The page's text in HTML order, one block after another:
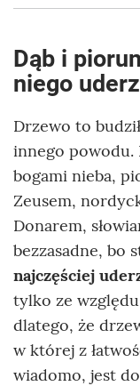
Dąb i
niego
Drzewo to
innego powodu.
bogami nieba,
Zeusem,
Donarem,
bezzasadne, bo
najczęściej
tylko ze
dlatego, że
w której z
wiadomo, jest